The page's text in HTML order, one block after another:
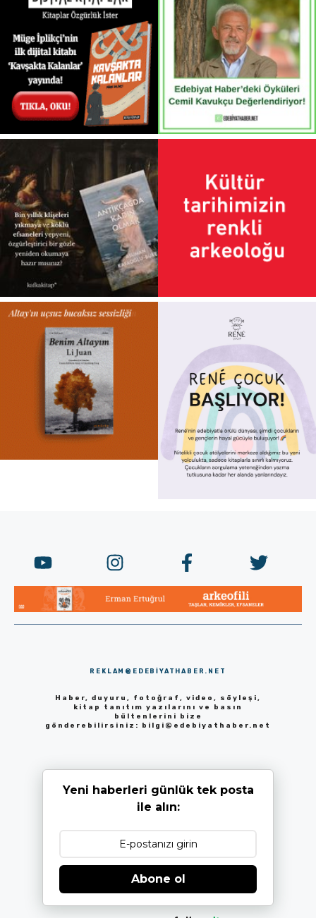
REKLAM@EDEBIYATHABER.NET
Haber, duyuru, fotoğraf, video, söyleşi,
kitap tanıtım yazılarını ve basın
bültenlerini bize
gönderebilirsiniz: bilgi@edebiyathaber.net
Yeni haberleri günlük tek posta
ile alın:
Abone ol